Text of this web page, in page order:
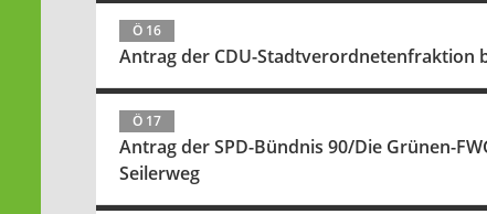
Ö 16
Antrag der CDU-Stadtverordnetenfraktion
Ö 17
Antrag der SPD-Bündnis 90/Die Grünen-
Seilerweg